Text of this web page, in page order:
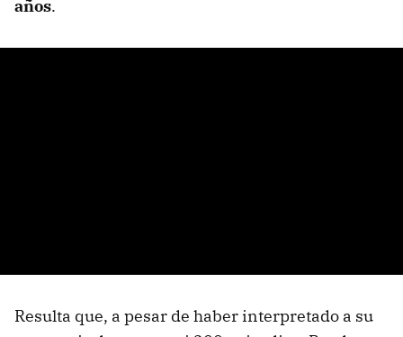
años.
Resulta que, a pesar de haber interpretado a su